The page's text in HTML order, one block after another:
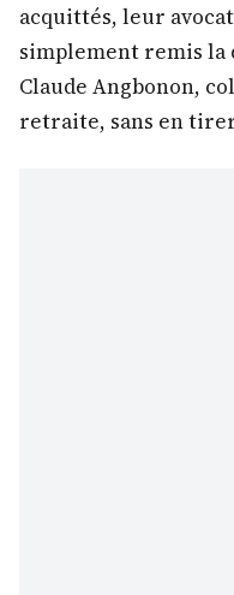
acquittés, leur
simplement remis la
Claude Angbonon,
retraite, sans en